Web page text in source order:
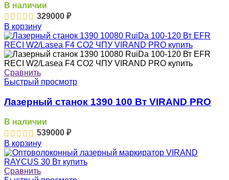
В наличии
329000 ₽
В корзину
Сравнить
Быстрый просмотр
Лазерный станок 1390 100 Вт VIRAND PRO
В наличии
539000 ₽
В корзину
Сравнить